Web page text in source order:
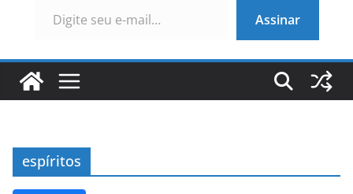
Assinar
espíritos